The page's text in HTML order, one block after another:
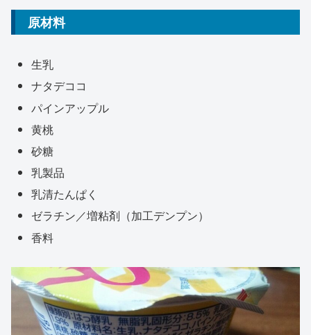
原材料
生乳
ナタデココ
パインアップル
黄桃
砂糖
乳製品
乳清たんぱく
ゼラチン／増粘剤（加工デンプン）
香料